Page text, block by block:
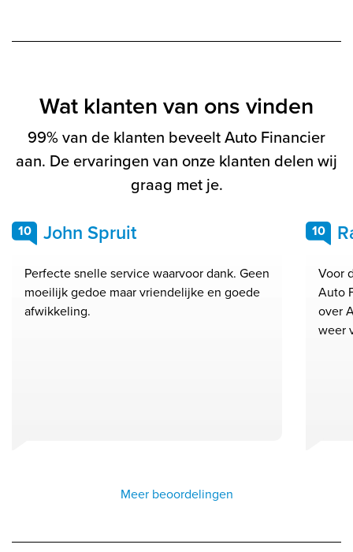
Wat klanten van ons vinden
99% van de klanten beveelt Auto Financier
aan. De ervaringen van onze klanten delen wij
graag met je.
10 John Spruit
Perfecte snelle service waarvoor dank. Geen
moeilijk gedoe maar vriendelijke en goede
afwikkeling.
10
Voor
Auto
over
weer
Meer beoordelingen